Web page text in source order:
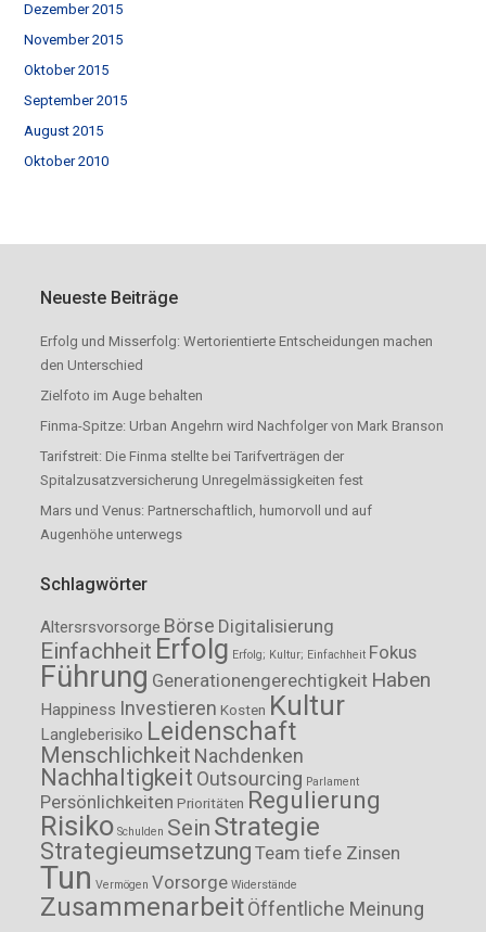
Dezember 2015
November 2015
Oktober 2015
September 2015
August 2015
Oktober 2010
Neueste Beiträge
Erfolg und Misserfolg: Wertorientierte Entscheidungen machen
den Unterschied
Zielfoto im Auge behalten
Finma-Spitze: Urban Angehrn wird Nachfolger von Mark Branson
Tarifstreit: Die Finma stellte bei Tarifverträgen der
Spitalzusatzversicherung Unregelmässigkeiten fest
Mars und Venus: Partnerschaftlich, humorvoll und auf
Augenhöhe unterwegs
Schlagwörter
Altersrsvorsorge Börse Digitalisierung
Einfachheit Erfolg Erfolg; Kultur; Einfachheit Fokus
Führung Generationengerechtigkeit Haben
Happiness Investieren Kosten Kultur
Langleberisiko Leidenschaft
Menschlichkeit Nachdenken
Nachhaltigkeit Outsourcing Parlament
Persönlichkeiten Prioritäten Regulierung
Risiko Schulden Sein Strategie
Strategieumsetzung Team tiefe Zinsen
Tun Vermögen Vorsorge Widerstände
ZusammenarbeitÖffentliche Meinung